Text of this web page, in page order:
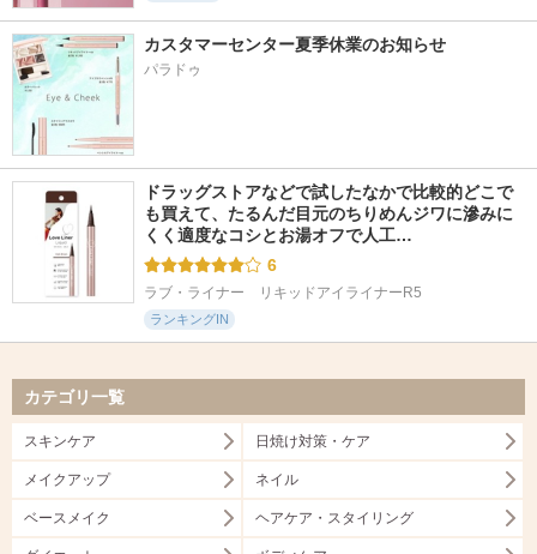
カスタマーセンター夏季休業のお知らせ
パラドゥ
ドラッグストアなどで試したなかで比較的どこで
も買えて、たるんだ目元のちりめんジワに滲みに
くく適度なコシとお湯オフで人工…
6
ラブ・ライナー　リキッドアイライナーR5
ランキングIN
カテゴリ一覧
スキンケア 日焼け対策・ケア
メイクアップ ネイル
ベースメイク ヘアケア・スタイリング